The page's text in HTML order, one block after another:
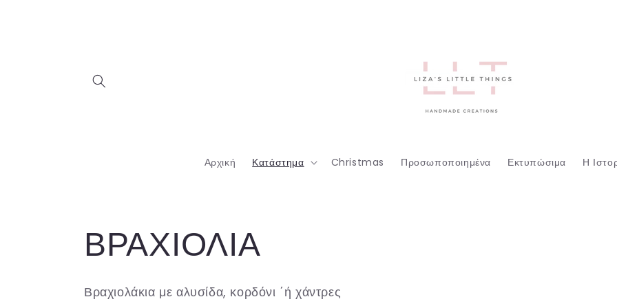
Αρχική Κατάστημα Christmas Προσωποποιημένα Εκτυπώσιμα Η
Σ
υ
ΒΡΑΧΙΟΛΙΑ
Βραχιολάκια με αλυσίδα, κορδόνι ΄ή χάντρες